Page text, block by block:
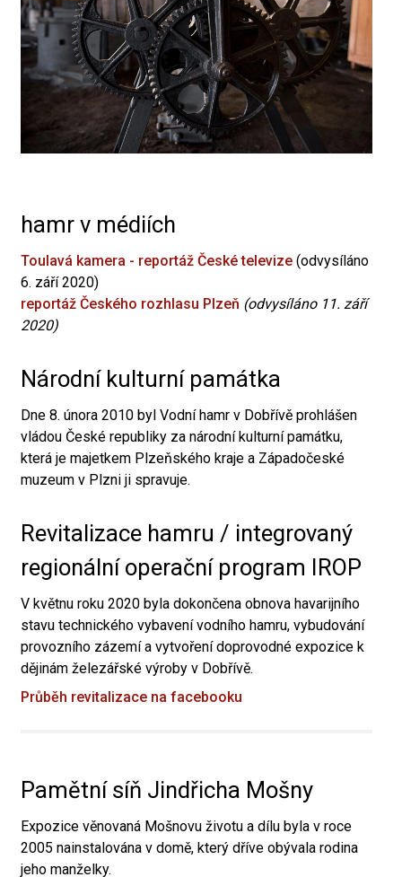
hamr v médiích
Toulavá kamera - reportáž České televize (odvysíláno
6. září 2020)
reportáž Českého rozhlasu Plzeň (odvysíláno 11. září
2020)
Národní kulturní památka
Dne 8. února 2010 byl Vodní hamr v Dobřívě prohlášen
vládou České republiky za národní kulturní památku,
která je majetkem Plzeňského kraje a Západočeské
muzeum v Plzni ji spravuje.
Revitalizace hamru / integrovaný
regionální operační program IROP
V květnu roku 2020 byla dokončena obnova havarijního
stavu technického vybavení vodního hamru, vybudování
provozního zázemí a vytvoření doprovodné expozice k
dějinám železářské výroby v Dobřívě.
Průběh revitalizace na facebooku
Pamětní síň Jindřicha Mošny
Expozice věnovaná Mošnovu životu a dílu byla v roce
2005 nainstalována v domě, který dříve obývala rodina
jeho manželky.